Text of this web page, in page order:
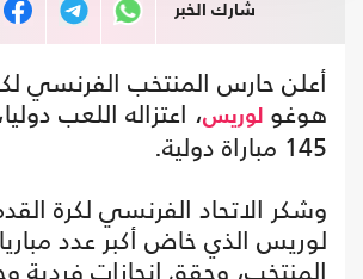
شارك الخبر
أعلن حارس المنتخب الفرنسي
هوغو لوريس، اعتزاله اللعب
145 مباراة دولية.
وشكر الاتحاد الفرنسي لكرة
لوريس الذي خاض أكبر عدد
المنتخب، وحقق إنجازات فردية